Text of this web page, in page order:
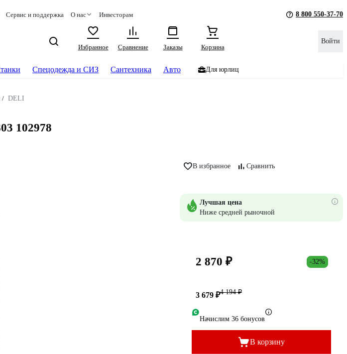
Сервис и поддержка О нас Инвесторам 8 800 550-37-70
Избранное
Сравнение Заказы Корзина
Войти
Спецодежда и СИЗ Сантехника Авто Для юрлиц
/ DELI
102978
В избранное Сравнить
Лучшая цена
Ниже средней рыночной
2 870 ₽ -32%
3 679 ₽4 194 ₽
Начислим 36 бонусов
В корзину